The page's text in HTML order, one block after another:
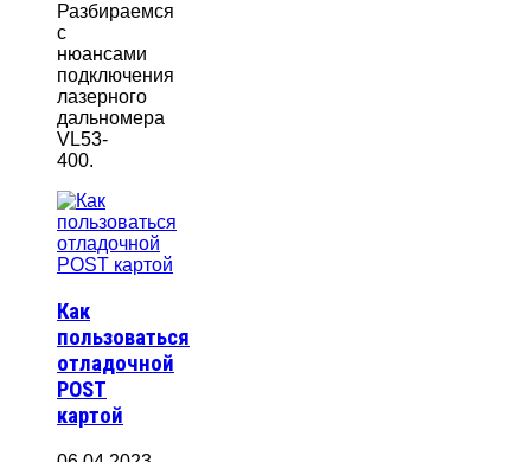
Разбираемся
с
нюансами
подключения
лазерного
дальномера
VL53-
400.
Как
пользоваться
отладочной
POST
картой